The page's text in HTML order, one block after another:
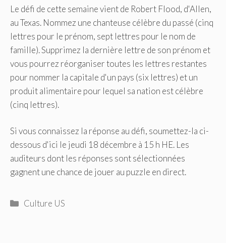
Le défi de cette semaine vient de Robert Flood, d'Allen,
au Texas. Nommez une chanteuse célèbre du passé (cinq
lettres pour le prénom, sept lettres pour le nom de
famille). Supprimez la dernière lettre de son prénom et
vous pourrez réorganiser toutes les lettres restantes
pour nommer la capitale d'un pays (six lettres) et un
produit alimentaire pour lequel sa nation est célèbre
(cinq lettres).
Si vous connaissez la réponse au défi, soumettez-la ci-
dessous d'ici le jeudi 18 décembre à 15 h HE. Les
auditeurs dont les réponses sont sélectionnées
gagnent une chance de jouer au puzzle en direct.
Catégories
Culture US